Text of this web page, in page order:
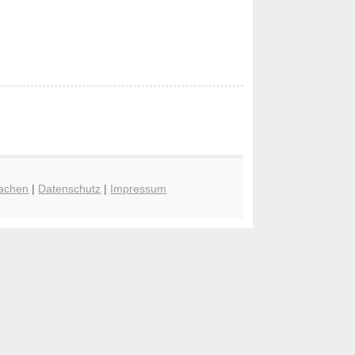
| Datenschutz | Impressum